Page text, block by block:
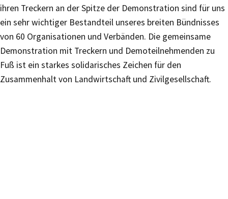
ihren Treckern an der Spitze der Demonstration sind für uns
ein sehr wichtiger Bestandteil unseres breiten Bündnisses
von 60 Organisationen und Verbänden. Die gemeinsame
Demonstration mit Treckern und Demoteilnehmenden zu
Fuß ist ein starkes solidarisches Zeichen für den
Zusammenhalt von Landwirtschaft und Zivilgesellschaft.